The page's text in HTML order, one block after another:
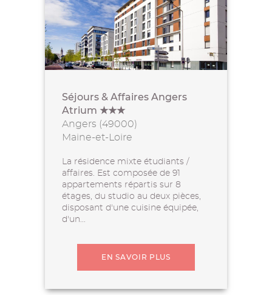
Séjours & Affaires Angers
Atrium ★★★
Angers (49000)
Maine-et-Loire
La résidence mixte étudiants /
affaires. Est composée de 91
appartements répartis sur 8
étages, du studio au deux pièces,
disposant d'une cuisine équipée,
d'un...
EN SAVOIR PLUS